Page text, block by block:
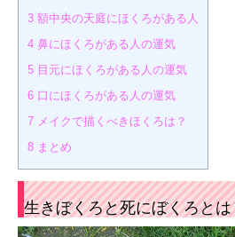
3 額中央の天庭にほくろがある人
4 鼻にほくろがある人の運気
5 目元にほくろがある人の運気
6 口にほくろがある人の運気
7 メイクで描くべきほくろは？
8 まとめ
生きぼくろと死にぼくろとは